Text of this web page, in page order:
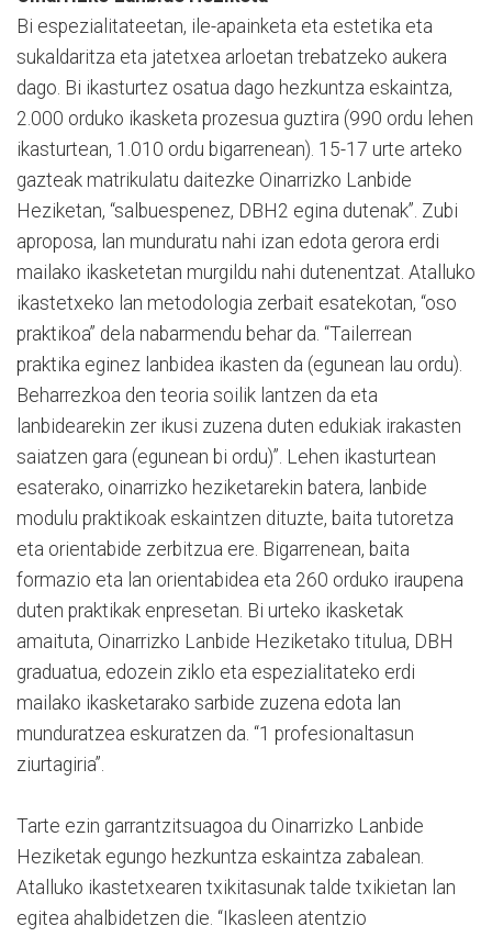
Bi espezialitateetan, ile-apainketa eta estetika eta
sukaldaritza eta jatetxea arloetan trebatzeko aukera
dago. Bi ikasturtez osatua dago hezkuntza eskaintza,
2.000 orduko ikasketa prozesua guztira (990 ordu lehen
ikasturtean, 1.010 ordu bigarrenean). 15-17 urte arteko
gazteak matrikulatu daitezke Oinarrizko Lanbide
Heziketan, “salbuespenez, DBH2 egina dutenak”. Zubi
aproposa, lan munduratu nahi izan edota gerora erdi
mailako ikasketetan murgildu nahi dutenentzat. Atalluko
ikastetxeko lan metodologia zerbait esatekotan, “oso
praktikoa” dela nabarmendu behar da. “Tailerrean
praktika eginez lanbidea ikasten da (egunean lau ordu).
Beharrezkoa den teoria soilik lantzen da eta
lanbidearekin zer ikusi zuzena duten edukiak irakasten
saiatzen gara (egunean bi ordu)”. Lehen ikasturtean
esaterako, oinarrizko heziketarekin batera, lanbide
modulu praktikoak eskaintzen dituzte, baita tutoretza
eta orientabide zerbitzua ere. Bigarrenean, baita
formazio eta lan orientabidea eta 260 orduko iraupena
duten praktikak enpresetan. Bi urteko ikasketak
amaituta, Oinarrizko Lanbide Heziketako titulua, DBH
graduatua, edozein ziklo eta espezialitateko erdi
mailako ikasketarako sarbide zuzena edota lan
munduratzea eskuratzen da. “1 profesionaltasun
ziurtagiria”.
Tarte ezin garrantzitsuagoa du Oinarrizko Lanbide
Heziketak egungo hezkuntza eskaintza zabalean.
Atalluko ikastetxearen txikitasunak talde txikietan lan
egitea ahalbidetzen die. “Ikasleen atentzio